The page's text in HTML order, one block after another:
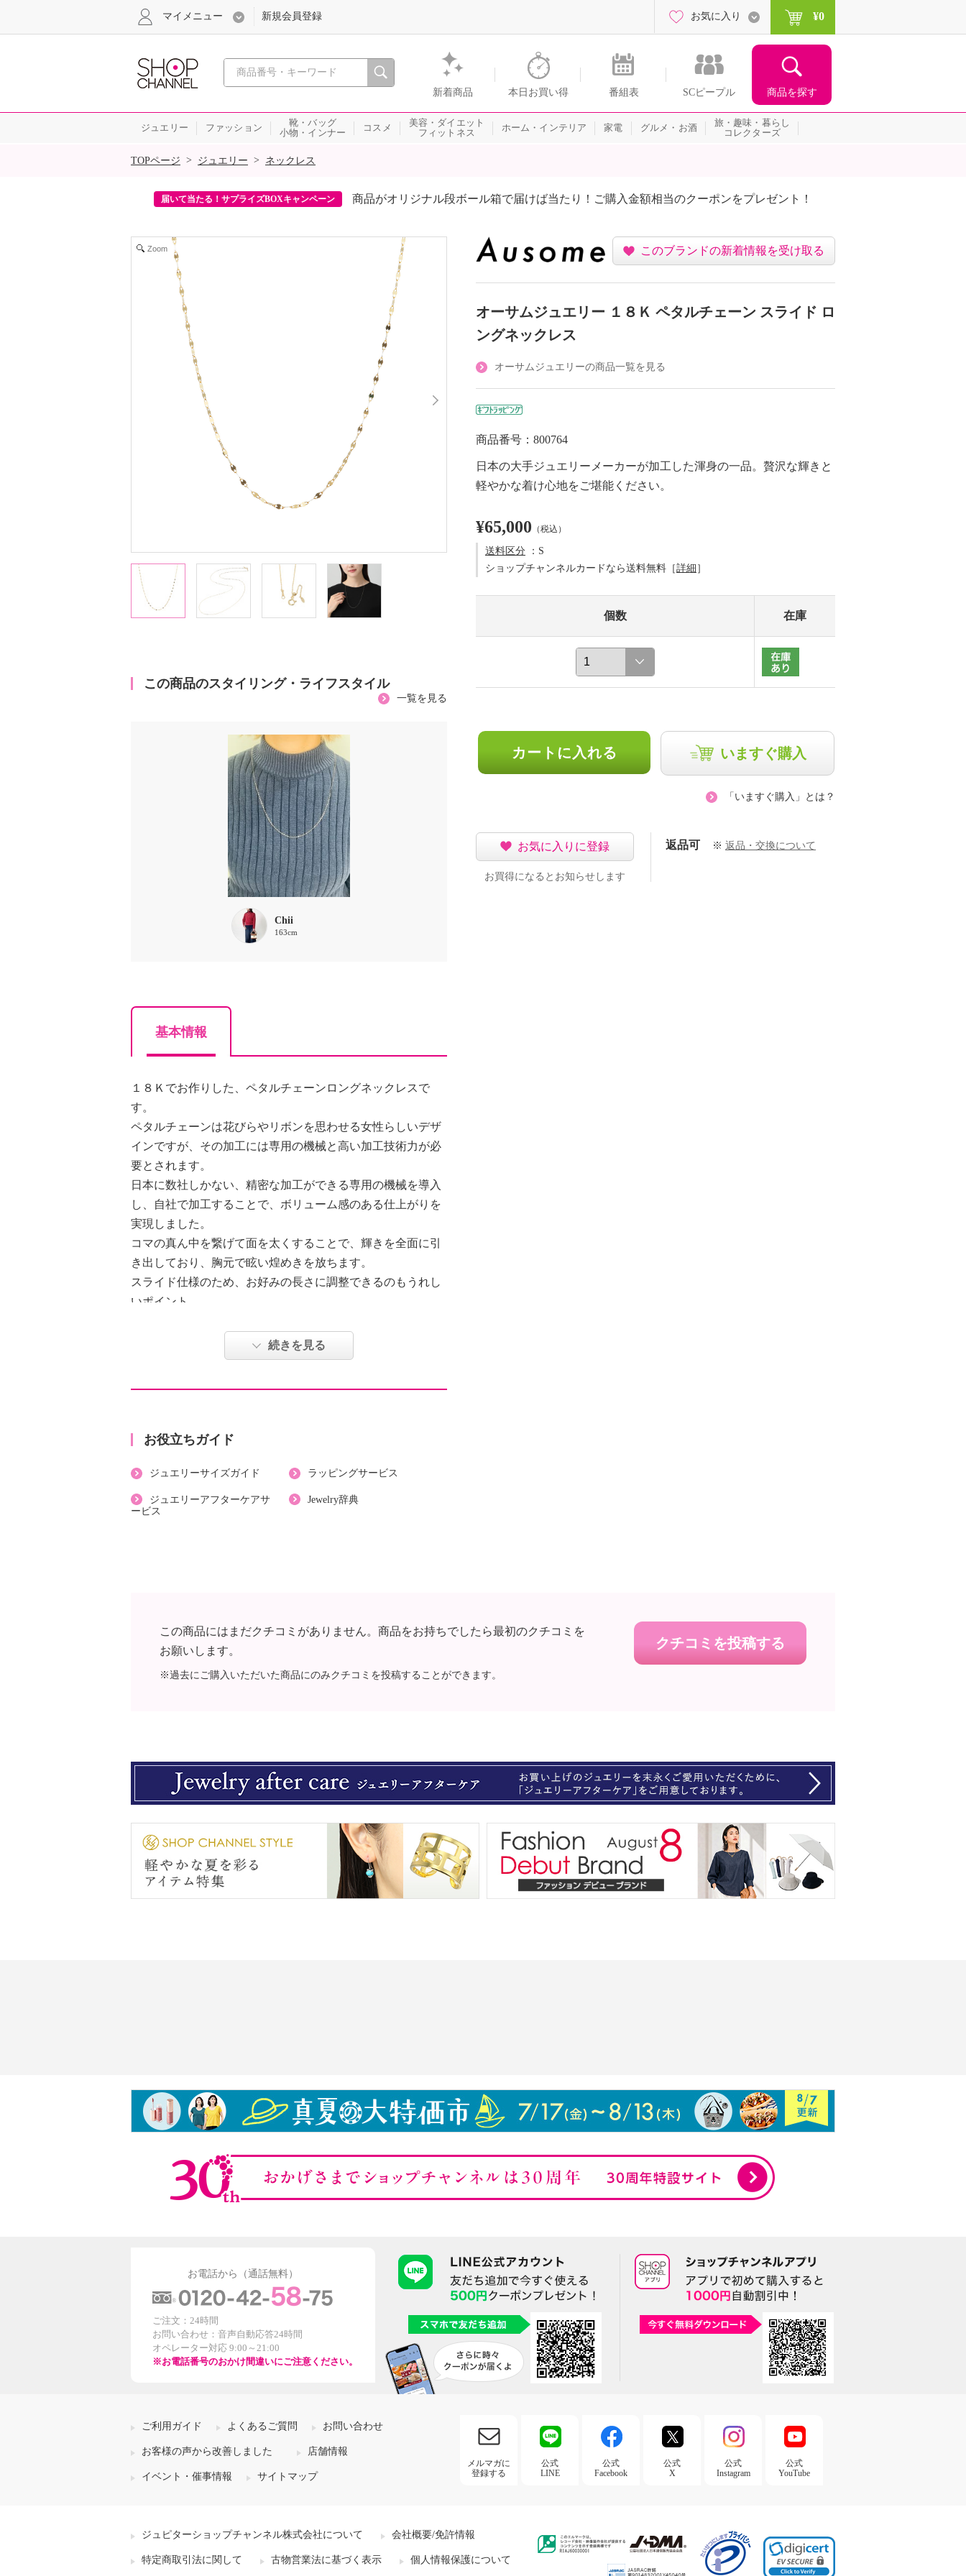
心おどる、瞬間を。通販・テレビショッピングのショップチャンネル
新着商品 本日お買い得 番組表 SCピープル 商品を探す
マイメニュー 新規会員登録 お気に入り ¥0
ジュエリー ファッション
靴・バッグ
小物・インナー
コスメ
美容・ダイエット
フィットネス
ホーム・インテリア 家電 グルメ・お酒
旅・趣味・暮らし
コレクターズ
SALE
TOPページ > ジュエリー > ネックレス
届いて当たる！サプライズBOXキャンペーン 商品がオリジナル段ボール箱で届けば当たり！ご購入金額相当のクーポンをプレゼント！
Zoom
この商品のスタイリング・ライフスタイル
一覧を見る
Chii
163cm
基本情報
１８Ｋでお作りした、ペタルチェーンロングネックレスで
す。
ペタルチェーンは花びらやリボンを思わせる女性らしいデザ
インですが、その加工には専用の機械と高い加工技術力が必
要とされます。
日本に数社しかない、精密な加工ができる専用の機械を導入
し、自社で加工することで、ボリューム感のある仕上がりを
実現しました。
コマの真ん中を繋げて面を太くすることで、輝きを全面に引
き出しており、胸元で眩い煌めきを放ちます。
スライド仕様のため、お好みの長さに調整できるのもうれし
いポイント。
・あり：Ｋ１８
・長さ：約６５ｃｍ
・最大幅：約１ｍｍ
【使用素材】
続きを見る
お役立ちガイド
ジュエリーサイズガイド ラッピングサービス
ジュエリーアフターケアサ
ービス
Jewelry辞典
このブランドの新着情報を受け取る
オーサムジュエリー １８Ｋ ペタルチェーン スライド ロ
ングネックレス
オーサムジュエリーの商品一覧を見る
商品番号：800764
日本の大手ジュエリーメーカーが加工した渾身の一品。贅沢な輝きと
軽やかな着け心地をご堪能ください。
¥65,000 （税込）
送料区分 ：S
ショップチャンネルカードなら送料無料［詳細 ］
個数 在庫
カートに入れる いますぐ購入
「いますぐ購入」とは？
お気に入りに登録
お買得になるとお知らせします
返品可 ※ 返品・交換について
クチコミを投稿する
この商品にはまだクチコミがありません。商品をお持ちでしたら最初のクチコミを
お願いします。
※過去にご購入いただいた商品にのみクチコミを投稿することができます。
お電話から（通話無料）
ご注文：24時間
お問い合わせ：音声自動応答24時間
オペレーター対応 9:00～21:00
※お電話番号のおかけ間違いにご注意ください。
ご利用ガイド よくあるご質問 お問い合わせ
お客様の声から改善しました 店舗情報
イベント・催事情報 サイトマップ
メルマガに
登録する
公式
LINE
公式
Facebook
公式
X
公式
Instagram
公式
YouTube
ジュピターショップチャンネル株式会社について 会社概要/免許情報
特定商取引法に関して 古物営業法に基づく表示 個人情報保護について